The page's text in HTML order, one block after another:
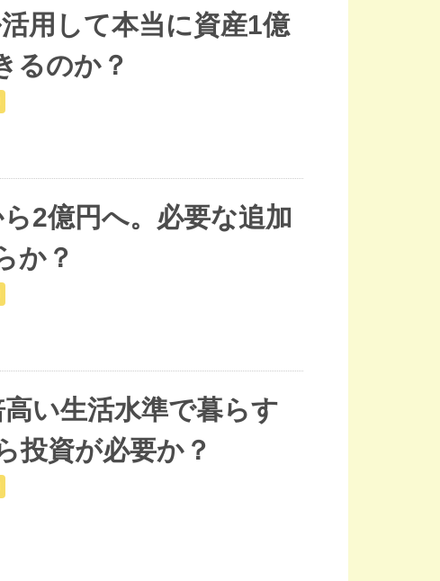
用して本当に資産1億
るのか？
2億円へ。必要な追加
か？
い生活水準で暮らす
投資が必要か？